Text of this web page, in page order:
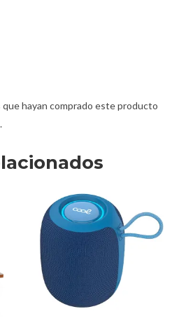
hayan comprado este producto